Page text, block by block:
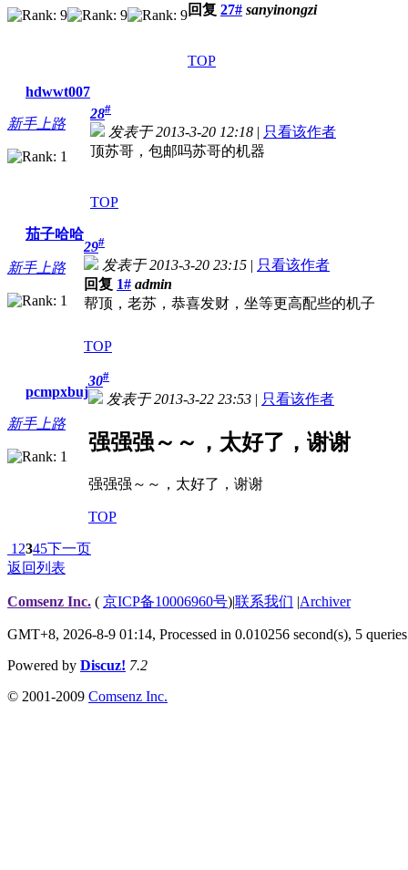
回复 27# sanyinongzi
TOP
hdwwt007
新手上路
28#
发表于 2013-3-20 12:18 | 只看该作者
顶苏哥，包邮吗苏哥的机器
TOP
茄子哈哈
新手上路
29#
发表于 2013-3-20 23:15 | 只看该作者
回复 1# admin
帮顶，老苏，恭喜发财，坐等更高配些的机子
TOP
pcmpxbuj
新手上路
30#
发表于 2013-3-22 23:53 | 只看该作者
强强强～～，太好了，谢谢
强强强～～，太好了，谢谢
TOP
1 2345下一页
返回列表
Comsenz Inc. ( 京ICP备10006960号)|联系我们 |Archiver
GMT+8, 2026-8-9 01:14, Processed in 0.010256 second(s), 5 queries
Powered by Discuz! 7.2
© 2001-2009 Comsenz Inc.